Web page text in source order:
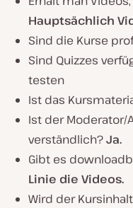
Hauptsächlich
Sind die Kurse
Sind Quizzes
testen
Ist das
Ist der Moderator/
verständlich?Ja.
Gibt es
Linie die Videos.
Wird der